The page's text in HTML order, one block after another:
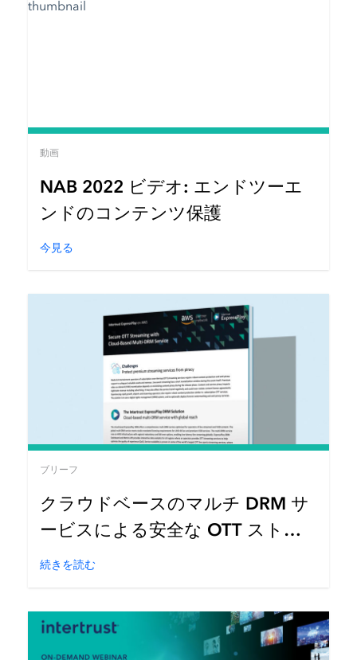
動画
NAB 2022 ビデオ: エンドツーエ
ンドのコンテンツ保護
今見る
ブリーフ
クラウドベースのマルチ DRM サ
ービスによる安全な OTT ストリ
ーミング [AWS Media Services]
続きを読む